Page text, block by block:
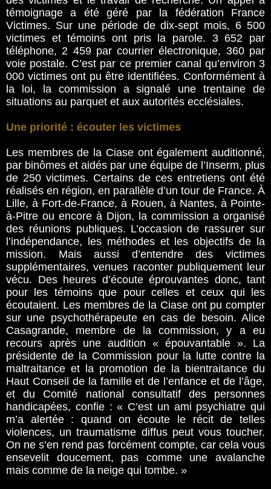
témoignage a été géré par la fédération France
Victimes. Sur une période de dix-sept mois, 6 500
victimes et témoins ont pris la parole. 3 652 par
téléphone, 2 459 par courrier électronique, 360 par
voie postale. C’est par ce premier canal qu’environ 3
000 victimes ont pu être identifiées. Conformément à
la loi, la commission a signalé une trentaine de
situations au parquet et aux autorités ecclésiales.
Une priorité : écouter les victimes
Les membres de la Ciase ont également auditionné,
par binômes et aidés par une équipe de l’Inserm, plus
de 250 victimes. Certains de ces entretiens ont été
réalisés en région, en parallèle d’un tour de France. À
Lille, à Fort-de-France, à Rouen, à Nantes, à Pointe-
à-Pitre ou encore à Dijon, la commission a organisé
des réunions publiques. L’occasion de rassurer sur
l’indépendance, les méthodes et les objectifs de la
mission. Mais aussi d’entendre des victimes
supplémentaires, venues raconter publiquement leur
vécu. Des heures d’écoute éprouvantes donc, tant
pour les témoins que pour celles et ceux qui les
écoutaient. Les membres de la Ciase ont pu compter
sur une psychothérapeute en cas de besoin. Alice
Casagrande, membre de la commission, y a eu
recours après une audition « épouvantable ». La
présidente de la Commission pour la lutte contre la
maltraitance et la promotion de la bientraitance du
Haut Conseil de la famille et de l’enfance et de l’âge,
et du Comité national consultatif des personnes
handicapées, confie : « C’est un ami psychiatre qui
m’a alertée : quand on écoute le récit de telles
violences, un traumatisme diffus peut vous toucher.
On ne s’en rend pas forcément compte, car cela vous
ensevelit doucement, pas comme une avalanche
mais comme de la neige qui tombe. »